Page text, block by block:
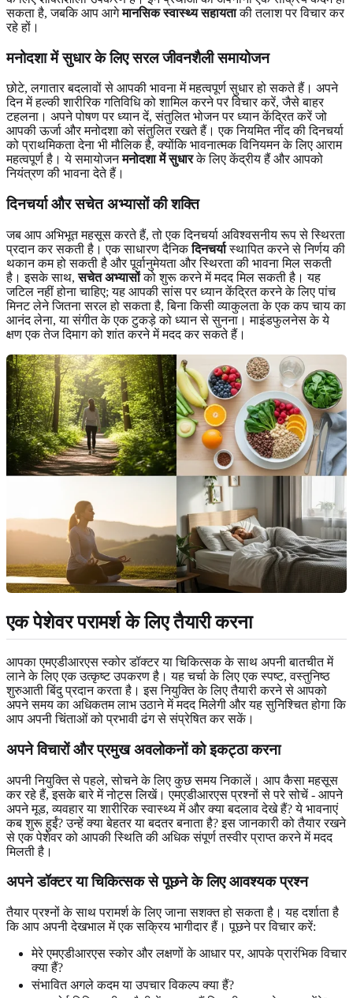
सकता है, जबकि आप आगेमानसिक स्वास्थ्य सहायताकी तलाश पर विचार कर
रहे हों।
मनोदशा में सुधार के लिए सरल जीवनशैली समायोजन
छोटे, लगातार बदलावों से आपकी भावना में महत्वपूर्ण सुधार हो सकते हैं। अपने
दिन में हल्की शारीरिक गतिविधि को शामिल करने पर विचार करें, जैसे बाहर
टहलना। अपने पोषण पर ध्यान दें, संतुलित भोजन पर ध्यान केंद्रित करें जो
आपकी ऊर्जा और मनोदशा को संतुलित रखते हैं। एक नियमित नींद की दिनचर्या
को प्राथमिकता देना भी मौलिक है, क्योंकि भावनात्मक विनियमन के लिए आराम
महत्वपूर्ण है। ये समायोजनमनोदशा में सुधारके लिए केंद्रीय हैं और आपको
नियंत्रण की भावना देते हैं।
दिनचर्या और सचेत अभ्यासों की शक्ति
जब आप अभिभूत महसूस करते हैं, तो एक दिनचर्या अविश्वसनीय रूप से स्थिरता
प्रदान कर सकती है। एक साधारण दैनिकदिनचर्यास्थापित करने से निर्णय की
थकान कम हो सकती है और पूर्वानुमेयता और स्थिरता की भावना मिल सकती
है। इसके साथ,सचेत अभ्यासोंको शुरू करने में मदद मिल सकती है। यह
जटिल नहीं होना चाहिए; यह आपकी सांस पर ध्यान केंद्रित करने के लिए पांच
मिनट लेने जितना सरल हो सकता है, बिना किसी व्याकुलता के एक कप चाय का
आनंद लेना, या संगीत के एक टुकड़े को ध्यान से सुनना। माइंडफुलनेस के ये
क्षण एक तेज दिमाग को शांत करने में मदद कर सकते हैं।
एक पेशेवर परामर्श के लिए तैयारी करना
आपका एमएडीआरएस स्कोर डॉक्टर या चिकित्सक के साथ अपनी बातचीत में
लाने के लिए एक उत्कृष्ट उपकरण है। यह चर्चा के लिए एक स्पष्ट, वस्तुनिष्ठ
शुरुआती बिंदु प्रदान करता है। इस नियुक्ति के लिए तैयारी करने से आपको
अपने समय का अधिकतम लाभ उठाने में मदद मिलेगी और यह सुनिश्चित होगा कि
आप अपनी चिंताओं को प्रभावी ढंग से संप्रेषित कर सकें।
अपने विचारों और प्रमुख अवलोकनों को इकट्ठा करना
अपनी नियुक्ति से पहले, सोचने के लिए कुछ समय निकालें। आप कैसा महसूस
कर रहे हैं, इसके बारे में नोट्स लिखें। एमएडीआरएस प्रश्नों से परे सोचें - आपने
अपने मूड, व्यवहार या शारीरिक स्वास्थ्य में और क्या बदलाव देखे हैं? ये भावनाएं
कब शुरू हुईं? उन्हें क्या बेहतर या बदतर बनाता है? इस जानकारी को तैयार रखने
से एक पेशेवर को आपकी स्थिति की अधिक संपूर्ण तस्वीर प्राप्त करने में मदद
मिलती है।
अपने डॉक्टर या चिकित्सक से पूछने के लिए आवश्यक प्रश्न
तैयार प्रश्नों के साथ परामर्श के लिए जाना सशक्त हो सकता है। यह दर्शाता है
कि आप अपनी देखभाल में एक सक्रिय भागीदार हैं। पूछने पर विचार करें:
मेरे एमएडीआरएस स्कोर और लक्षणों के आधार पर, आपके प्रारंभिक विचार
क्या हैं?
संभावित अगले कदम या उपचार विकल्प क्या हैं?